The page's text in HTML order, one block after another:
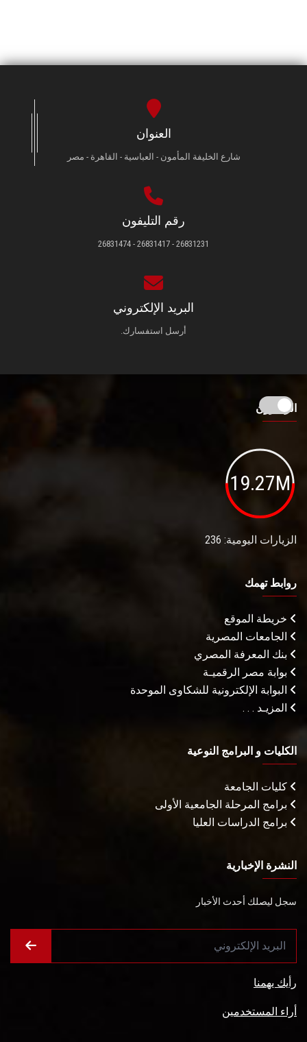
العنوان
شارع الخليفة المأمون - العباسية - القاهرة - مصر
رقم التليفون
26831231 - 26831417 - 26831474
البريد الإلكتروني
أرسل استفسارك.
الزائـرون
19.27M
الزيارات اليومية: 236
روابط تهمك
خريطة الموقع
الجامعات المصرية
بنك المعرفة المصري
بوابة مصر الرقميـة
البوابة الإلكترونية للشكاوى الموحدة
المزيـد . . .
الكليات و البرامج النوعية
كليات الجامعة
برامج المرحلة الجامعية الأولى
برامج الدراسات العليا
النشرة الإخبارية
سجل ليصلك أحدث الأخبار
رأيك يهمنا
أراء المستخدمين